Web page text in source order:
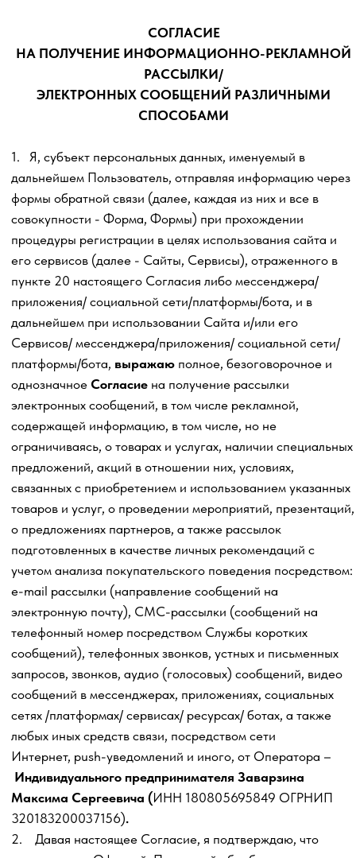
НА ПОЛУЧЕНИЕ ИНФОРМАЦИОННО-РЕКЛАМНОЙ
РАССЫЛКИ/
ЭЛЕКТРОННЫХ СООБЩЕНИЙ РАЗЛИЧНЫМИ
СПОСОБАМИ
1. Я, субъект персональных данных, именуемый в
совокупности - Форма, Формы) при прохождении
процедуры регистрации в целях использования сайта и
его сервисов (далее - Сайты, Сервисы), отраженного в
пункте 20 настоящего Согласия либо мессенджера/
приложения/ социальной сети/платформы/бота, и в
дальнейшем при использовании Сайта и/или его
Сервисов/ мессенджера/приложения/ социальной сети/
платформы/бота,выражаюполное, безоговорочное и
однозначноеСогласие
на получение рассылки
электронных сообщений, в том числе рекламной,
содержащей информацию, в том числе, но не
ограничиваясь, о товарах и услугах, наличии специальных
предложений, акций в отношении них, условиях,
связанных с приобретением и использованием указанных
товаров и услуг, о проведении мероприятий, презентаций,
о предложениях партнеров, а также рассылок
подготовленных в качестве личных рекомендаций с
учетом анализа покупательского поведения посредством:
e-mail рассылки (направление сообщений на
электронную почту), СМС-рассылки (сообщений на
телефонный номер посредством Службы коротких
сообщений), телефонных звонков, устных и письменных
запросов, звонков, аудио (голосовых) сообщений, видео
сообщений в мессенджерах, приложениях, социальных
сетях /платформах/ сервисах/ ресурсах/ ботах, а также
любых иных средств связи, посредством сети
Интернет, push-уведомлений и иного, от Оператора –
Индивидуального предпринимателя Заварзина
Максима Сергеевича (ИНН 180805695849 ОГРНИП
320183200037156)
2. Давая настоящее Согласие, я подтверждаю, что
ознакомлен с Офертой, Политикой обработки
персональных данных, Согласием на обработку
персональных данных и Согласием на получение
информационно-рекламной рассылки, действую по своей
воле и в своем интересе, а также обязуюсь предоставить
достоверные данные.
3. Согласие выдано на обработку персональных и иных
данных (далее также - ПД), указанных
Пользователем может быть выражено Субъектом
персональных данных через совершение любого из
следующих действий:
3.1. Простановка символа в согласия чек-боксе (в поле
для ввода) на
Сайте/ в мессенджере/приложении/
социальной сети/платформе/боте рядом с текстом вида:
- «Выражаю согласие на обработку моих персональных
данных в соответствии с условиями Политики обработки